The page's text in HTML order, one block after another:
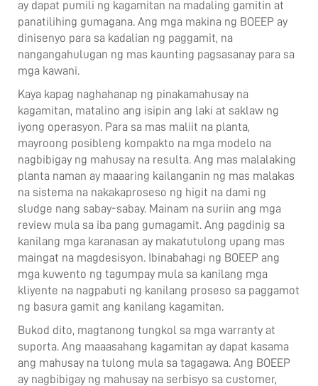
ay dapat pumili ng kagamitan na madaling gamitin at
panatilihing gumagana. Ang mga makina ng BOEEP ay
dinisenyo para sa kadalian ng paggamit, na
nangangahulugan ng mas kaunting pagsasanay para sa
mga kawani.
Kaya kapag naghahanap ng pinakamahusay na
kagamitan, matalino ang isipin ang laki at saklaw ng
iyong operasyon. Para sa mas maliit na planta,
mayroong posibleng kompakto na mga modelo na
nagbibigay ng mahusay na resulta. Ang mas malalaking
planta naman ay maaaring kailanganin ng mas malakas
na sistema na nakakaproseso ng higit na dami ng
sludge nang sabay-sabay. Mainam na suriin ang mga
review mula sa iba pang gumagamit. Ang pagdinig sa
kanilang mga karanasan ay makatutulong upang mas
maingat na magdesisyon. Ibinabahagi ng BOEEP ang
mga kuwento ng tagumpay mula sa kanilang mga
kliyente na nagpabuti ng kanilang proseso sa paggamot
ng basura gamit ang kanilang kagamitan.
Bukod dito, magtanong tungkol sa mga warranty at
suporta. Ang maaasahang kagamitan ay dapat kasama
ang mahusay na tulong mula sa tagagawa. Ang BOEEP
ay nagbibigay ng mahusay na serbisyo sa customer,